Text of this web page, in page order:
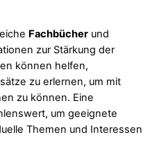
Fachbücher und
zur Stärkung der
können helfen,
zu erlernen, um mit
zu können. Eine
um geeignete
Themen und Interessen